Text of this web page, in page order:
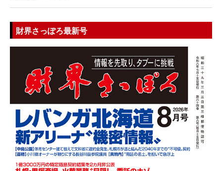
財界さっぽろ最新号